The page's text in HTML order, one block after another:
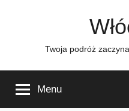
Twoja podróż
Menu